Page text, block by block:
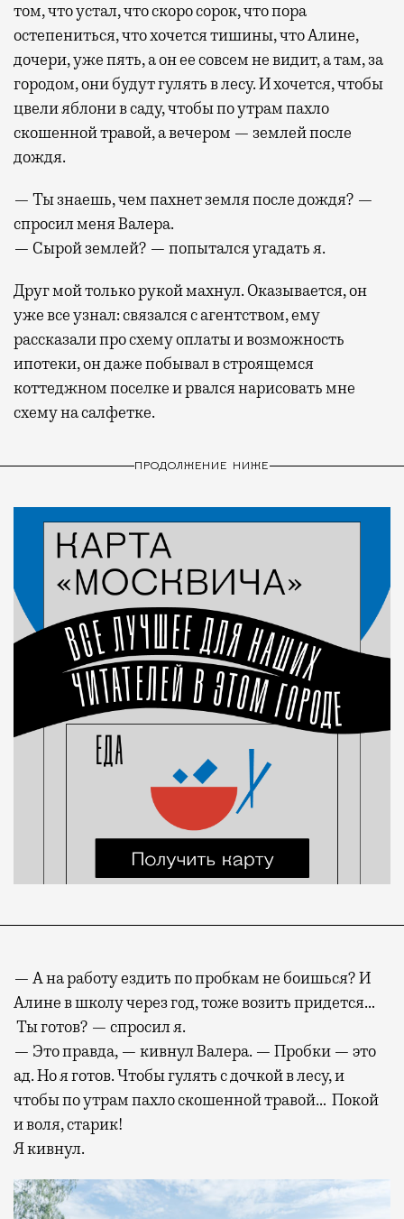
том, что устал, что скоро сорок, что пора
остепениться, что хочется тишины, что Алине,
дочери, уже пять, а он ее совсем не видит, а там, за
городом, они будут гулять в лесу. И хочется, чтобы
цвели яблони в саду, чтобы по утрам пахло
скошенной травой, а вечером — землей после
дождя.
— Ты знаешь, чем пахнет земля после дождя? —
спросил меня Валера.
— Сырой землей? — попытался угадать я.
Друг мой только рукой махнул. Оказывается, он
уже все узнал: связался с агентством, ему
рассказали про схему оплаты и возможность
ипотеки, он даже побывал в строящемся
коттеджном поселке и рвался нарисовать мне
схему на салфетке.
ПРОДОЛЖЕНИЕ НИЖЕ
— А на работу ездить по пробкам не боишься? И
Алине в школу через год, тоже возить придется…
Ты готов? — спросил я.
— Это правда, — кивнул Валера. — Пробки — это
ад. Но я готов. Чтобы гулять с дочкой в лесу, и
чтобы по утрам пахло скошенной травой… Покой
и воля, старик!
Я кивнул.